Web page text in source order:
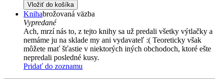
Vložiť do košíka
Knihabrožovaná väzba
Vypredané
Ach, mrzí nás to, z tejto knihy sa už predali všetky výtlačky a
nemáme ju na sklade my ani vydavateľ :( Teoreticky však
môžete mať šťastie v niektorých iných obchodoch, ktoré ešte
nepredali posledné kusy.
Pridať do zoznamu